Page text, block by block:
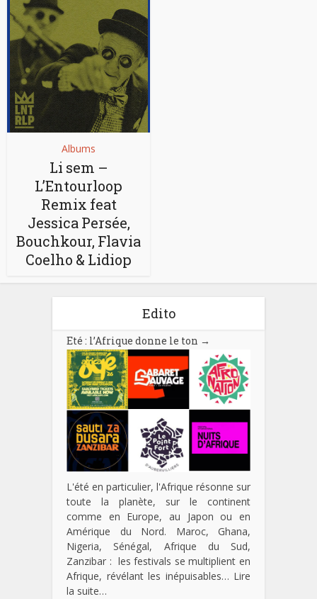
Albums
Li sem –
L’Entourloop
Remix feat
Jessica Persée,
Bouchkour, Flavia
Coelho & Lidiop
Edito
Eté : l’Afrique donne le ton →
L'été en particulier, l'Afrique résonne sur
toute la planète, sur le continent
comme en Europe, au Japon ou en
Amérique du Nord. Maroc, Ghana,
Nigeria, Sénégal, Afrique du Sud,
Zanzibar : les festivals se multiplient en
Afrique, révélant les inépuisables… Lire
la suite…